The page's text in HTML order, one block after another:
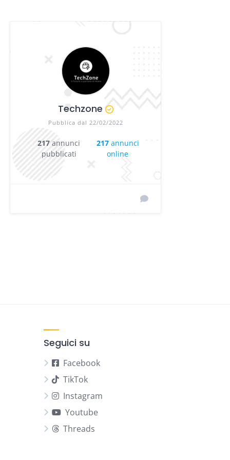
Techzone
Pubblica dal 22/02/2022
217 annunci
pubblicati
217annunci
online
Seguici su
Facebook
TikTok
Instagram
Youtube
Threads